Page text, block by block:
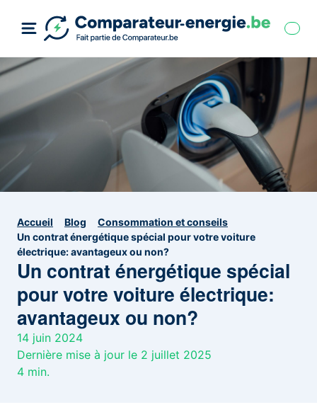
Accueil Blog
Consommation et conseils
Un contrat énergétique spécial pour votre voiture
électrique: avantageux ou non?
Un contrat énergétique spécial
pour votre voiture électrique:
avantageux ou non?
14 juin 2024
Dernière mise à jour le 2 juillet 2025
4 min.